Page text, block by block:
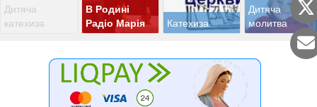
Дитяча
катехиза
В Родині
Радіо Марія
Катехиза
Дитяча
молитва